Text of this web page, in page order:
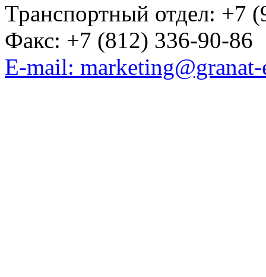
Транспортный отдел: +7
Факс: +7 (812) 336-90-86
E-mail: